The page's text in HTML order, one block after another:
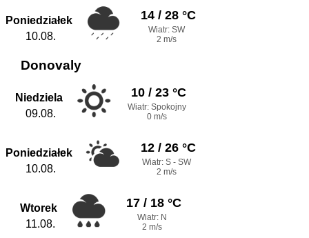
Poniedziałek
10.08.
14 / 28 °C
Wiatr: SW
2 m/s
Donovaly
Niedziela
09.08.
10 / 23 °C
Wiatr: Spokojny
0 m/s
Poniedziałek
10.08.
12 / 26 °C
Wiatr: S - SW
2 m/s
Wtorek
11.08.
17 / 18 °C
Wiatr: N
2 m/s